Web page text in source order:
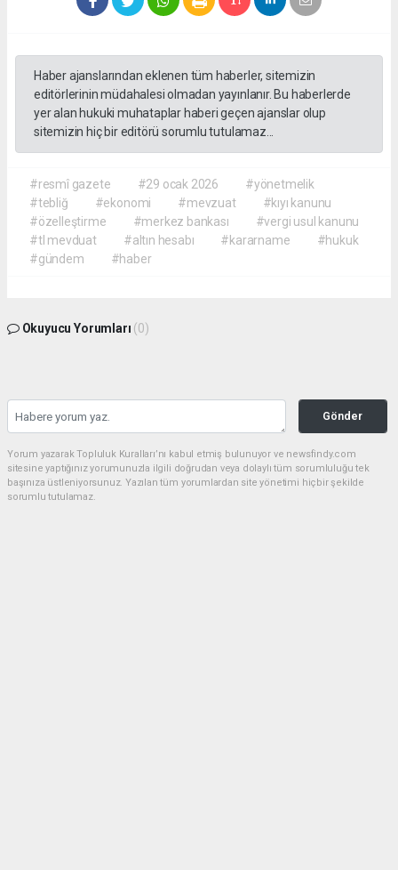
Haber ajanslarından eklenen tüm haberler, sitemizin
editörlerinin müdahalesi olmadan yayınlanır. Bu haberlerde
yer alan hukuki muhataplar haberi geçen ajanslar olup
sitemizin hiç bir editörü sorumlu tutulamaz...
#resmî gazete #29 ocak 2026
#yönetmelik
#tebliğ
#ekonomi #mevzuat
#kıyı kanunu
#özelleştirme
#merkez bankası
#vergi usul kanunu
#tl mevduat
#altın hesabı #kararname
#hukuk
#gündem
#haber
Okuyucu Yorumları (0)
Gönder
Yorum yazarak Topluluk Kuralları’nı kabul etmiş bulunuyor ve newsfindy.com
sitesine yaptığınız yorumunuzla ilgili doğrudan veya dolaylı tüm sorumluluğu tek
başınıza üstleniyorsunuz. Yazılan tüm yorumlardan site yönetimi hiçbir şekilde
sorumlu tutulamaz.